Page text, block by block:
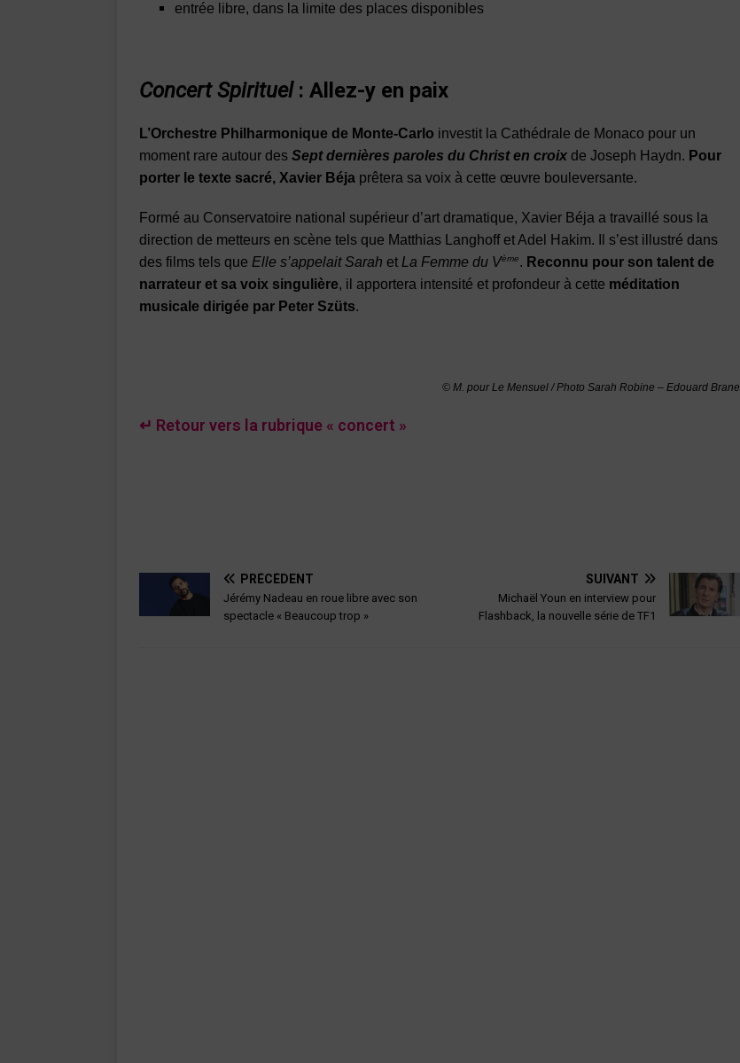
entrée libre, dans la limite des places disponibles
Concert Spirituel: Allez-y en paix
L’Orchestre Philharmonique de Monte-Carlo investit la Cathédrale de Monaco pour un
moment rare autour des Sept dernières paroles du Christ en croix de Joseph Haydn. Pour
porter le texte sacré, Xavier Béja prêtera sa voix à cette œuvre bouleversante.
Formé au Conservatoire national supérieur d’art dramatique, Xavier Béja a travaillé sous la
direction de metteurs en scène tels que Matthias Langhoff et Adel Hakim. Il s’est illustré dans
des films tels que Elle s’appelait Sarah et La Femme du Vème. Reconnu pour son talent de
narrateur et sa voix singulière, il apportera intensité et profondeur à cette méditation
musicale dirigée par Peter Szüts.
© M. pour Le Mensuel / Photo Sarah Robine – Edouard Brane
↵ Retour vers la rubrique « concert »
PRÉCÉDENT
Jérémy Nadeau en roue libre avec son
spectacle « Beaucoup trop »
SUIVANT
Michaël Youn en interview pour
Flashback, la nouvelle série de TF1